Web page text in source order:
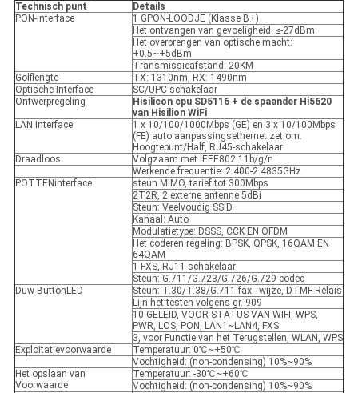
Technisch punt
Details
PON-Interface
1 GPON-LOODJE (Klasse B+)
Het ontvangen van gevoeligheid: ≤-27dBm
Het overbrengen van optische macht:
+0.5~+5dBm
Transmissieafstand: 20KM
Golflengte
TX: 1310nm, RX: 1490nm
Optische Interface
SC/UPC schakelaar
Ontwerpregeling
Hisilicon cpu SD5116 + de spaander Hi5620
van Hisilion WiFi
LAN Interface
1 x 10/100/1000Mbps (GE) en 3 x 10/100Mbps
(FE) auto aanpassingsethernet zet om.
Hoogtepunt/Half, RJ45-schakelaar
Draadloos
Volgzaam met IEEE802.11b/g/n
Werkende frequentie: 2.400-2.4835GHz
POTTENinterface
steun MIMO, tarief tot 300Mbps
2T2R, 2 externe antenne 5dBi
Steun: Veelvoudig SSID
Kanaal: Auto
Modulatietype: DSSS, CCK EN OFDM
Het coderen regeling: BPSK, QPSK, 16QAM EN
64QAM
1 FXS, RJ11-schakelaar
Steun: G.711/G.723/G.726/G.729 codec
Duw-ButtonLED
Steun: T.30/T.38/G.711 fax - wijze, DTMF-Relais
Lijn het testen volgens gr.-909
10 GELEID, VOOR STATUS VAN WIFI, WPS,
PWR, LOS, PON, LAN1~LAN4, FXS
3, voor Functie van het Terugstellen, WLAN, WPS
Exploitatievoorwaarde
Temperatuur: 0℃~+50℃
Vochtigheid: (non-condensing) 10%~90%
Het opslaan van
Voorwaarde
Temperatuur: -30℃~+60℃
Vochtigheid: (non-condensing) 10%~90%